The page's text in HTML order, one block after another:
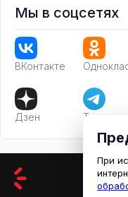
Мы в соцсетях
ВКонтакте
Дзен Телеграм
При